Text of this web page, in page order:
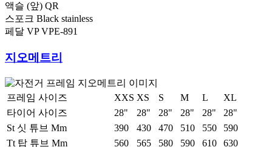
액슬 (앞) QR
스포크 Black stainless
페달 VP VPE-891
지오메트리
프레임 사이즈 XXS XS S M L
XL
타이어 사이즈
28" 28" 28" 28" 28"
28"
St 싯 튜브 Mm
390 430 470 510 550
590
Tt 탑 튜브 Mm
560 565 580 590 610 630